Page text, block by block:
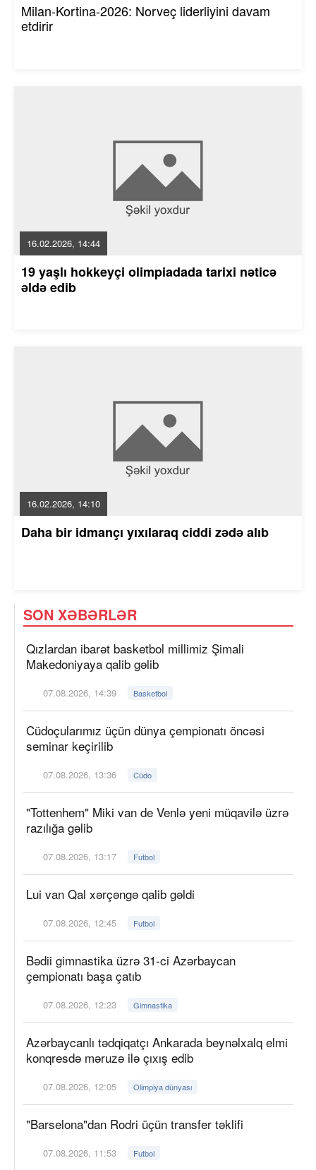
Milan-Kortina-2026: Norveç liderliyini davam
etdirir
16.02.2026, 14:44
19 yaşlı hokkeyçi olimpiadada tarixi nəticə
əldə edib
16.02.2026, 14:10
Daha bir idmançı yıxılaraq ciddi zədə alıb
SON XƏBƏRLƏR
Qızlardan ibarət basketbol millimiz Şimali
Makedoniyaya qalib gəlib
07.08.2026, 14:39 Basketbol
Cüdoçularımız üçün dünya çempionatı öncəsi
seminar keçirilib
07.08.2026, 13:36 Cüdo
"Tottenhem" Miki van de Venlə yeni müqavilə üzrə
razılığa gəlib
07.08.2026, 13:17 Futbol
Lui van Qal xərçəngə qalib gəldi
07.08.2026, 12:45 Futbol
Bədii gimnastika üzrə 31-ci Azərbaycan
çempionatı başa çatıb
07.08.2026, 12:23 Gimnastika
Azərbaycanlı tədqiqatçı Ankarada beynəlxalq elmi
konqresdə məruzə ilə çıxış edib
07.08.2026, 12:05 Olimpiya dünyası
"Barselona"dan Rodri üçün transfer təklifi
07.08.2026, 11:53 Futbol